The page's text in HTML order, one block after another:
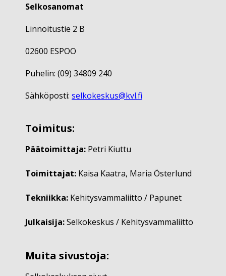
Selkosanomat
Linnoitustie 2 B
02600 ESPOO
Puhelin: (09) 34809 240
Sähköposti: selkokeskus@kvl.fi
Toimitus:
Päätoimittaja: Petri Kiuttu
Toimittajat: Kaisa Kaatra, Maria Österlund
Tekniikka: Kehitysvammaliitto / Papunet
Julkaisija:Selkokeskus / Kehitysvammaliitto
Muita sivustoja: